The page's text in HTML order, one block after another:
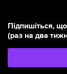
Підпишіться,
(раз на два